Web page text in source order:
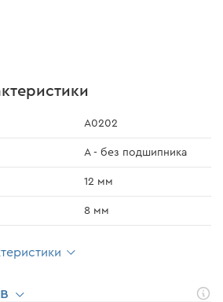
А0202
А - без подшипника
12 мм
8 мм